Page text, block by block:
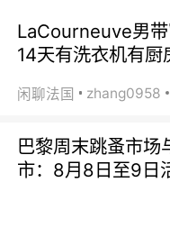
LaCourneuve男
14天有洗衣机有厨
闲聊法国 zhang0958
巴黎周末跳蚤市场
市：8月8日至9日